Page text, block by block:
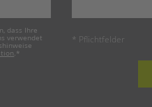
dass Ihre
verwendet
. *
* Pflichtfelder